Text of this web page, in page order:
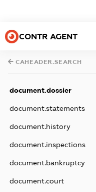
CONTR AGENT
CAHEADER.SEARCH
document.dossier
document.statements
document.history
document.inspections
document.bankruptcy
document.court